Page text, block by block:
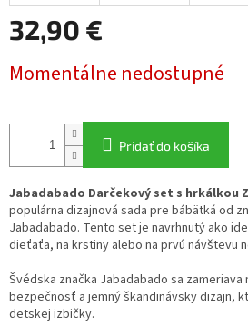
32,90 €
cena:
Momentálne nedostupné
Pridať do košíka
Jabadabado Darčekový set s hrkálkou
populárna dizajnová sada pre bábätká od
Jabadabado. Tento set je navrhnutý ako
dieťaťa, na krstiny alebo na prvú návštevu
Švédska značka Jabadabado sa
bezpečnosť a jemný škandinávsky dizajn,
detskej izbičky.